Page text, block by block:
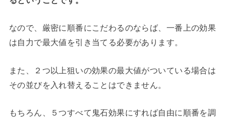
なので、厳密に順番にこだわるのならば、一番上の効果
は自力で最大値を引き当てる必要があります。
また、２つ以上狙いの効果の最大値がついている場合は
その並びを入れ替えることはできません。
もちろん、５つすべて鬼石効果にすれば自由に順番を調